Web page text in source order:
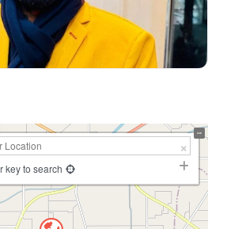
key to search